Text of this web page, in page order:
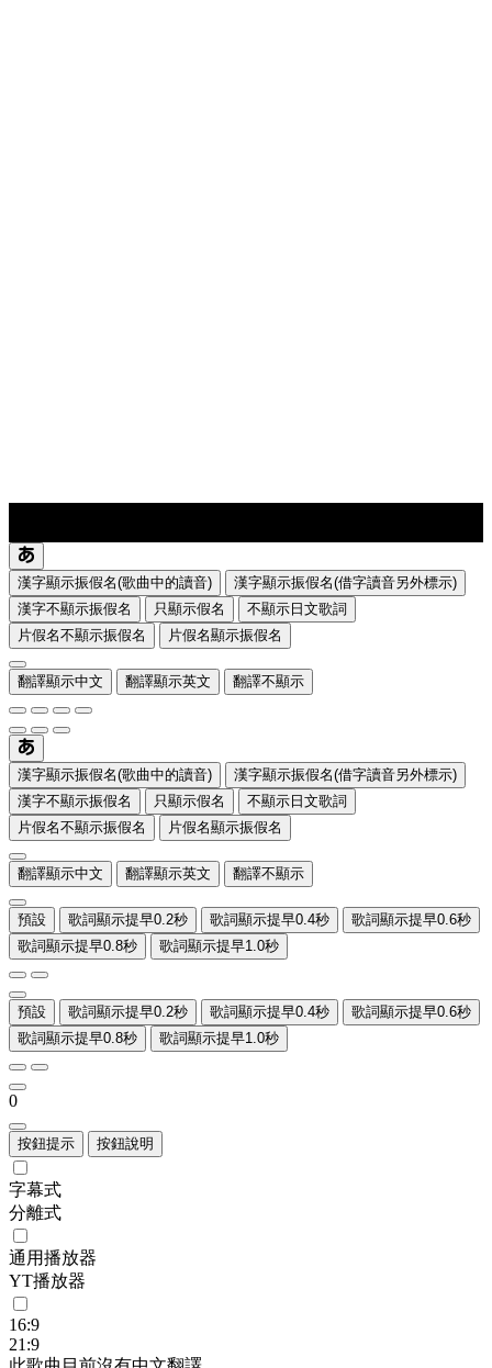
漢字顯示振假名(歌曲中的讀音)
漢字顯示振假名(借字讀音另外標示)
漢字不顯示振假名
只顯示假名
不顯示日文歌詞
片假名不顯示振假名
片假名顯示振假名
翻譯顯示中文 翻譯顯示英文 翻譯不顯示
漢字顯示振假名(歌曲中的讀音)
漢字顯示振假名(借字讀音另外標示)
漢字不顯示振假名
只顯示假名
不顯示日文歌詞
片假名不顯示振假名
片假名顯示振假名
翻譯顯示中文 翻譯顯示英文 翻譯不顯示
預設 歌詞顯示提早0.2秒 歌詞顯示提早0.4秒
歌詞顯示提早0.6秒
歌詞顯示提早0.8秒
歌詞顯示提早1.0秒
預設 歌詞顯示提早0.2秒 歌詞顯示提早0.4秒
歌詞顯示提早0.6秒
歌詞顯示提早0.8秒
歌詞顯示提早1.0秒
0
按鈕提示 按鈕說明
字幕式
分離式
通用播放器
YT播放器
16:9
21:9